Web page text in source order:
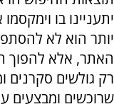
יתעניינו בו
יותר הוא לא
האתר, אלא להפוך
רק גולשים סקרנים
שרוכשים ומבצעים